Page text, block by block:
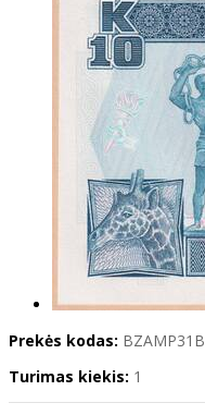
Prekės kodas: BZAMP31B
Turimas kiekis: 1